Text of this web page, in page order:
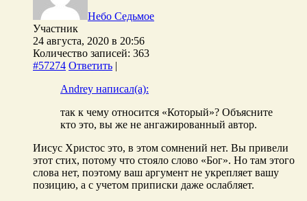
Небо Седьмое
Участник
24 августа, 2020 в 20:56
Количество записей: 363
#57274 Ответить |
Andrey написал(а):
так к чему относится «Который»? Объясните
кто это, вы же не ангажированный автор.
Иисус Христос это, в этом сомнений нет. Вы привели
этот стих, потому что стояло слово «Бог». Но там этого
слова нет, поэтому ваш аргумент не укрепляет вашу
позицию, а с учетом приписки даже ослабляет.